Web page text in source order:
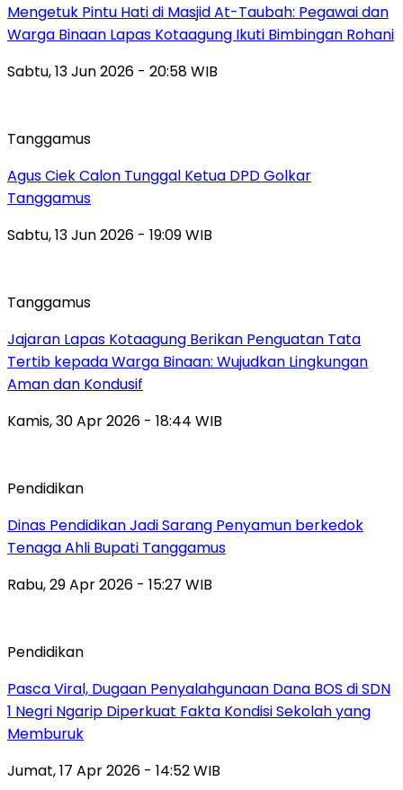
Mengetuk Pintu Hati di Masjid At-Taubah: Pegawai dan
Warga Binaan Lapas Kotaagung Ikuti Bimbingan Rohani
Sabtu, 13 Jun 2026 - 20:58 WIB
Tanggamus
Agus Ciek Calon Tunggal Ketua DPD Golkar
Tanggamus
Sabtu, 13 Jun 2026 - 19:09 WIB
Tanggamus
Jajaran Lapas Kotaagung Berikan Penguatan Tata
Tertib kepada Warga Binaan: Wujudkan Lingkungan
Aman dan Kondusif
Kamis, 30 Apr 2026 - 18:44 WIB
Pendidikan
Dinas Pendidikan Jadi Sarang Penyamun berkedok
Tenaga Ahli Bupati Tanggamus
Rabu, 29 Apr 2026 - 15:27 WIB
Pendidikan
Pasca Viral, Dugaan Penyalahgunaan Dana BOS di SDN
1 Negri Ngarip Diperkuat Fakta Kondisi Sekolah yang
Memburuk
Jumat, 17 Apr 2026 - 14:52 WIB